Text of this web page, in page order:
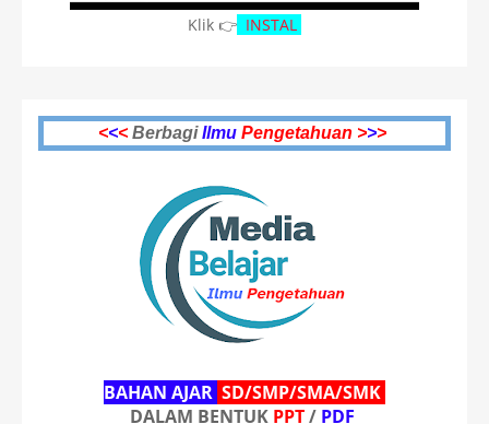
Klik 👉 INSTAL
<<< BerbagiIlmu Pengetahuan >>>
BAHAN AJAR SD/SMP/SMA/SMK
DALAM BENTUK PPT/ PDF